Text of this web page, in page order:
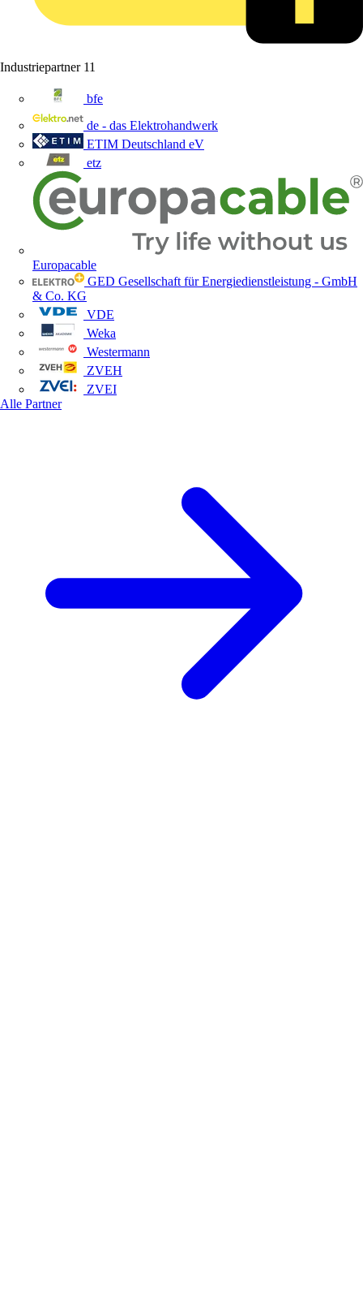
Industriepartner 11
bfe
de - das Elektrohandwerk
ETIM Deutschland eV
etz
Europacable
GED Gesellschaft für Energiedienstleistung - GmbH
& Co. KG
VDE
Weka
Westermann
ZVEH
ZVEI
Alle Partner